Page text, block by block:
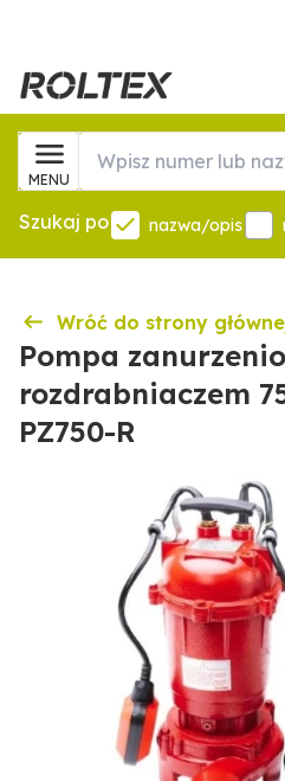
MENU
Szukaj po nazwa/opis
Wróć do strony
Pompa
rozdrabniaczem
PZ750-R